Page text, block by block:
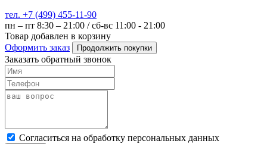
тел. +7 (499) 455-11-90
пн – пт 8:30 – 21:00 / сб-вс 11:00 - 21:00
Товар добавлен в корзину
Оформить заказ
Продолжить покупки
Заказать обратный звонок
Cогласиться на обработку персональных данных